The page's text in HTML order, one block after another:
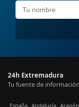
24h Extremadura
Tu fuente de
España Andalucía Aragón